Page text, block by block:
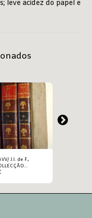
leve acidez do papel e
J.I. de F.,
DE
á Nova